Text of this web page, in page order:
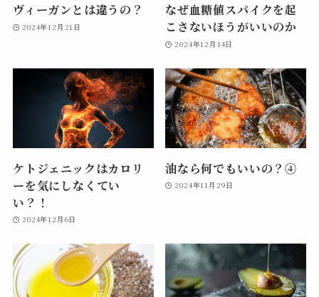
ヴィーガンとは違うの？
2024年12月21日
なぜ血糖値スパイクを起
こさないほうがいいのか
2024年12月14日
ケトジェニックはカロリ
ーを気にしなくてい
い？！
2024年12月6日
油なら何でもいいの？④
2024年11月29日